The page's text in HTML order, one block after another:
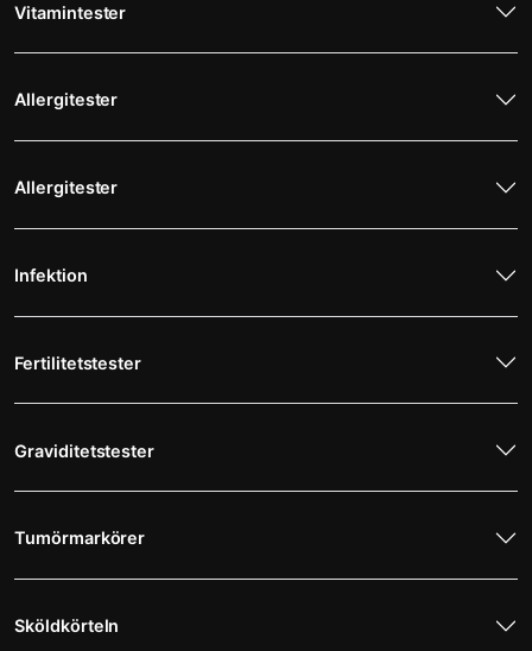
Vitamintester
Allergitester
Allergitester
Infektion
Fertilitetstester
Graviditetstester
Tumörmarkörer
Sköldkörteln